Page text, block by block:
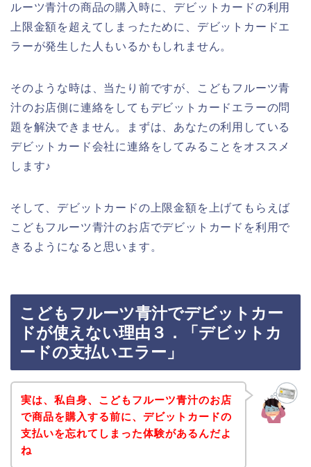
ルーツ青汁の商品の購入時に、デビットカードの利用
上限金額を超えてしまったために、デビットカードエ
ラーが発生した人もいるかもしれません。
そのような時は、当たり前ですが、こどもフルーツ青
汁のお店側に連絡をしてもデビットカードエラーの問
題を解決できません。まずは、あなたの利用している
デビットカード会社に連絡をしてみることをオススメ
します♪
そして、デビットカードの上限金額を上げてもらえば
こどもフルーツ青汁のお店でデビットカードを利用で
きるようになると思います。
こどもフルーツ青汁でデビットカー
ドが使えない理由３．「デビットカ
ードの支払いエラー」
実は、私自身、こどもフルーツ青汁のお店
で商品を購入する前に、デビットカードの
支払いを忘れてしまった体験があるんだよ
ね